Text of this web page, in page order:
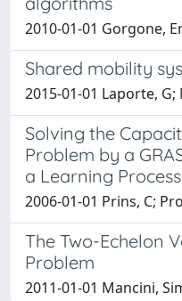
2010-01-01 Gorgone,
Shared mobility
2015-01-01 Laporte, G;
Solving the
Problem by a
a Learning
2006-01-01 Prins, C;
The Two-Echelon
Problem
2011-01-01 Mancini,